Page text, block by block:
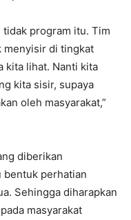
tidak program itu. Tim
menyisir di tingkat
kita lihat. Nanti kita
kita sisir, supaya
oleh masyarakat,”
diberikan
bentuk perhatian
Sehingga diharapkan
masyarakat